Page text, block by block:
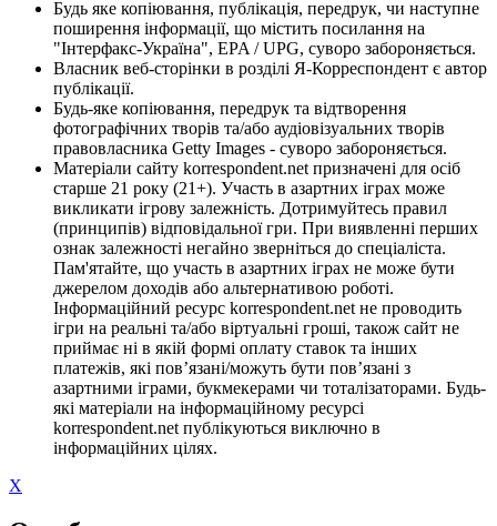
Будь яке копіювання, публікація, передрук, чи наступне
поширення інформації, що містить посилання на
"Інтерфакс-Україна", EPA / UPG, суворо забороняється.
Власник веб-сторінки в розділі Я-Корреспондент є автор
публікації.
Будь-яке копіювання, передрук та відтворення
фотографічних творів та/або аудіовізуальних творів
правовласника Getty Images - суворо забороняється.
Матеріали сайту korrespondent.net призначені для осіб
старше 21 року (21+). Участь в азартних іграх може
викликати ігрову залежність. Дотримуйтесь правил
(принципів) відповідальної гри. При виявленні перших
ознак залежності негайно зверніться до спеціаліста.
Пам'ятайте, що участь в азартних іграх не може бути
джерелом доходів або альтернативою роботі.
Інформаційний ресурс korrespondent.net не проводить
ігри на реальні та/або віртуальні гроші, також сайт не
приймає ні в якій формі оплату ставок та інших
платежів, які пов’язані/можуть бути пов’язані з
азартними іграми, букмекерами чи тоталізаторами. Будь-
які матеріали на інформаційному ресурсі
korrespondent.net публікуються виключно в
інформаційних цілях.
X